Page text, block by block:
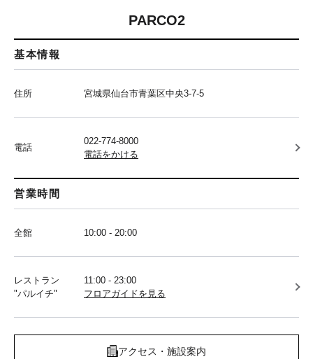
PARCO2
基本情報
住所 宮城県仙台市青葉区中央3-7-5
電話
022-774-8000
電話をかける
営業時間
全館 10:00 - 20:00
レストラン
"パルイチ"
11:00 - 23:00
フロアガイドを見る
アクセス・施設案内